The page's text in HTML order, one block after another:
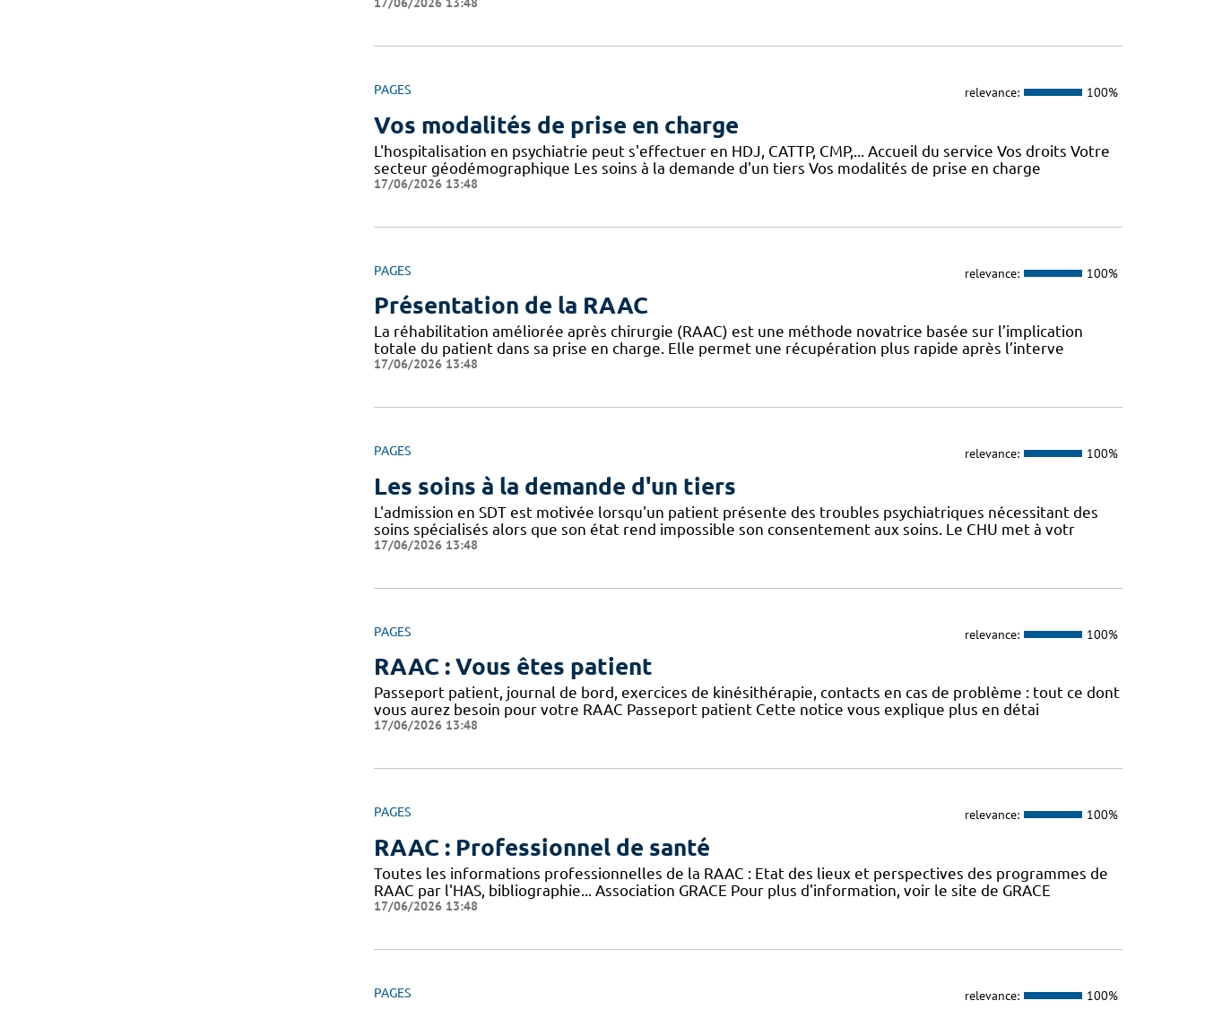
PAGES relevance: 100%
Vos modalités de prise en charge
L'hospitalisation en psychiatrie peut s'effectuer en HDJ, CATTP, CMP,... Accueil du service Vos droits Votre
secteur géodémographique Les soins à la demande d'un tiers Vos modalités de prise en charge
17/06/2026 13:48
PAGES relevance: 100%
Présentation de la RAAC
La réhabilitation améliorée après chirurgie (RAAC) est une méthode novatrice basée sur l’implication
totale du patient dans sa prise en charge. Elle permet une récupération plus rapide après l’interve
17/06/2026 13:48
PAGES relevance: 100%
Les soins à la demande d'un tiers
L'admission en SDT est motivée lorsqu'un patient présente des troubles psychiatriques nécessitant des
soins spécialisés alors que son état rend impossible son consentement aux soins. Le CHU met à votr
17/06/2026 13:48
PAGES relevance: 100%
RAAC : Vous êtes patient
Passeport patient, journal de bord, exercices de kinésithérapie, contacts en cas de problème : tout ce dont
vous aurez besoin pour votre RAAC Passeport patient Cette notice vous explique plus en détai
17/06/2026 13:48
PAGES relevance: 100%
RAAC : Professionnel de santé
Toutes les informations professionnelles de la RAAC : Etat des lieux et perspectives des programmes de
RAAC par l'HAS, bibliographie... Association GRACE Pour plus d'information, voir le site de GRACE
17/06/2026 13:48
PAGES relevance: 100%